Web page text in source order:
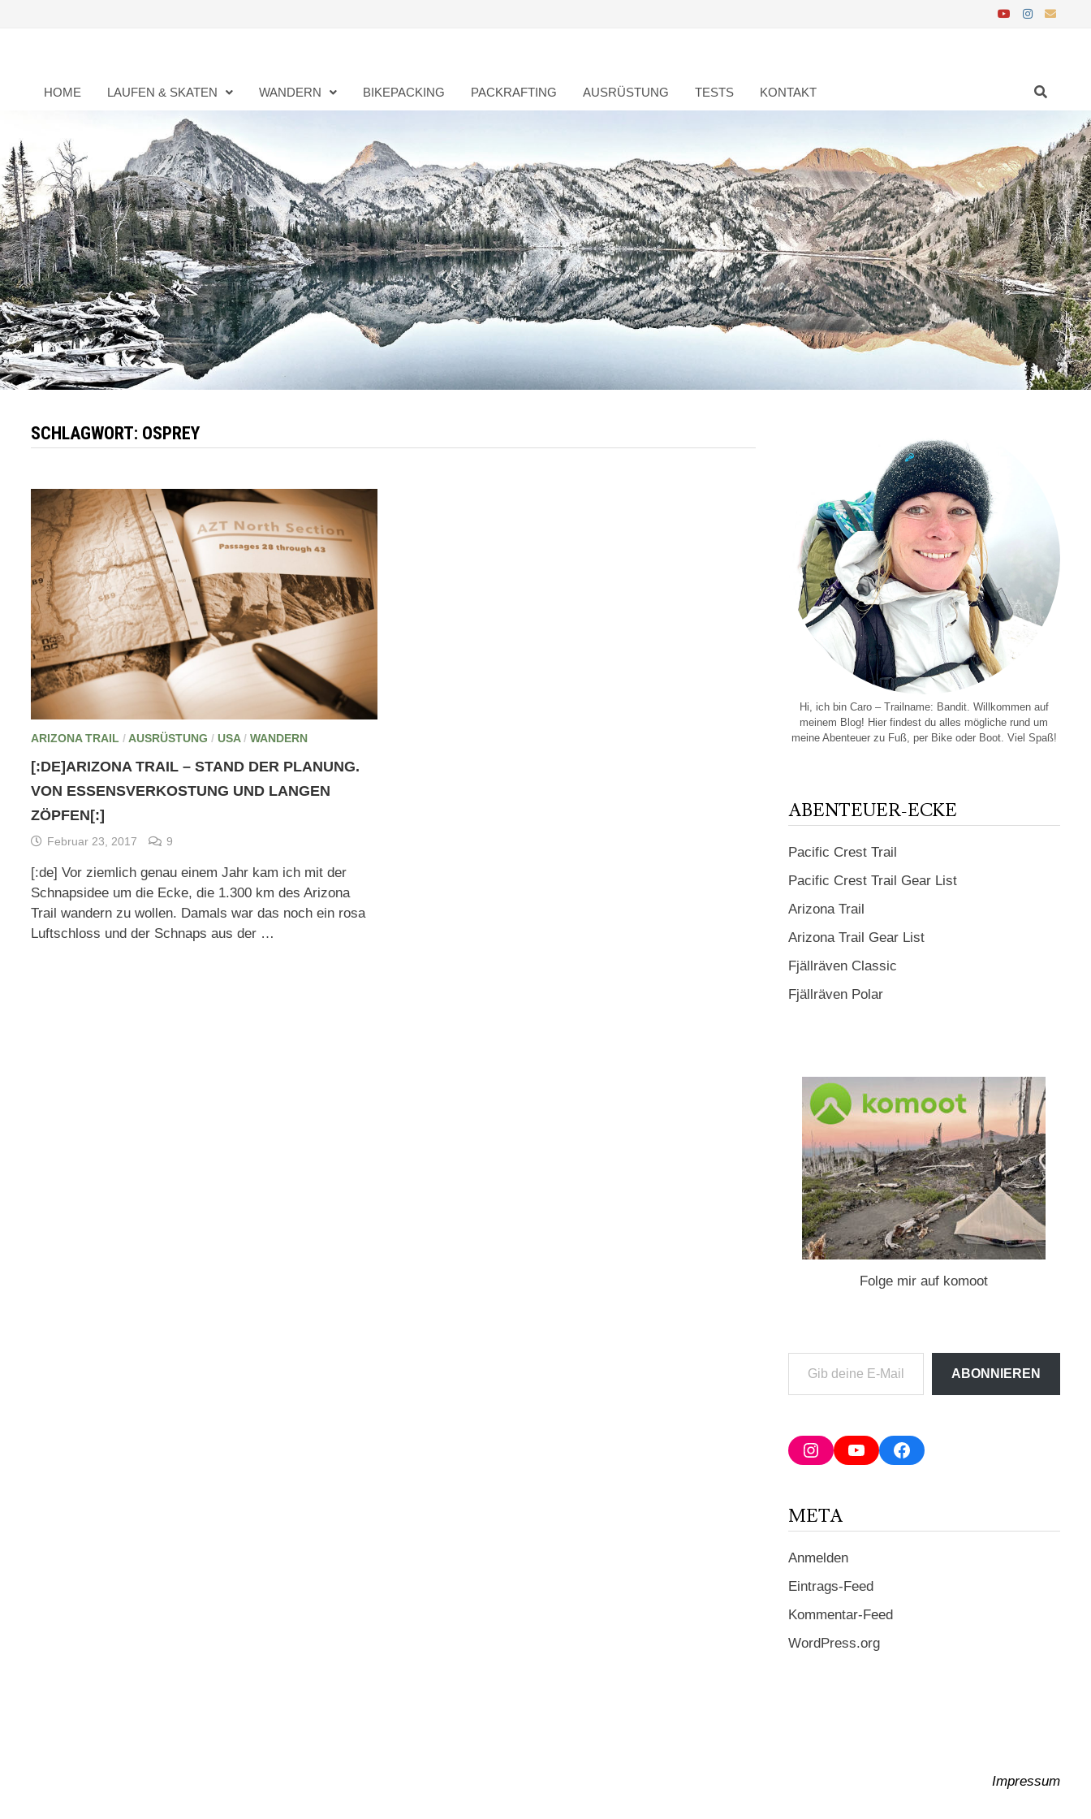
HOME LAUFEN & SKATEN WANDERN BIKEPACKING PACKRAFTING AUSRÜSTUNG TESTS KONTAKT
SCHLAGWORT: OSPREY
ARIZONA TRAIL / AUSRÜSTUNG /USA/WANDERN
[:DE]ARIZONA TRAIL – STAND DER PLANUNG.
VON ESSENSVERKOSTUNG UND LANGEN
ZÖPFEN[:]
Februar 23, 2017 9
[:de] Vor ziemlich genau einem Jahr kam ich mit der
Schnapsidee um die Ecke, die 1.300 km des Arizona
Trail wandern zu wollen. Damals war das noch ein rosa
Luftschloss und der Schnaps aus der …
Hi, ich bin Caro – Trailname: Bandit. Willkommen auf
meinem Blog! Hier findest du alles mögliche rund um
meine Abenteuer zu Fuß, per Bike oder Boot. Viel Spaß!
ABENTEUER-ECKE
Pacific Crest Trail
Pacific Crest Trail Gear List
Arizona Trail
Arizona Trail Gear List
Fjällräven Classic
Fjällräven Polar
Folge mir auf komoot
deine
Adresse
ein ...
ABONNIEREN
InstagramYouTubeFacebook
META
Anmelden
Eintrags-Feed
Kommentar-Feed
WordPress.org
Impressum